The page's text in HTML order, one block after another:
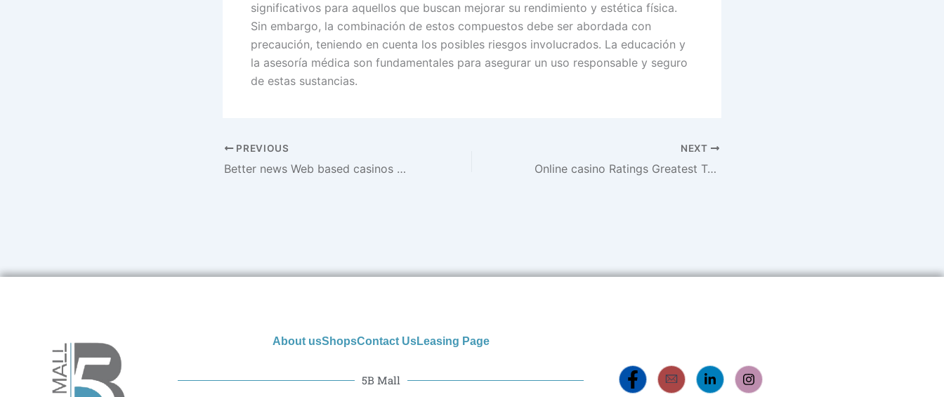
significativos para aquellos que buscan mejorar su rendimiento y estética física.
Sin embargo, la combinación de estos compuestos debe ser abordada con
precaución, teniendo en cuenta los posibles riesgos involucrados. La educación y
la asesoría médica son fundamentales para asegurar un uso responsable y seguro
de estas sustancias.
PREVIOUS
Better news Web based casinos for real Money 2026
NEXT
Online casino Ratings Greatest Trusted Internet casino go Internet sites 2026 from the Getb8
About usShopsContact UsLeasing Page
5B Mall